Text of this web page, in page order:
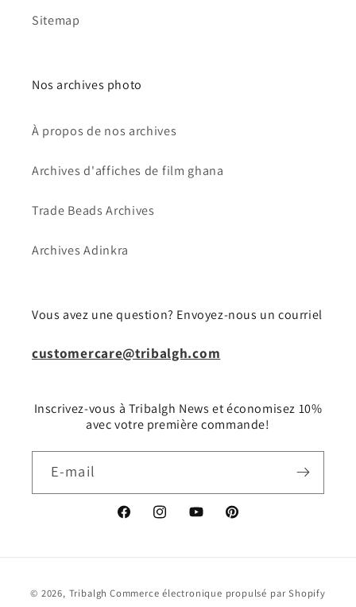
Sitemap
Nos archives photo
À propos de nos archives
Archives d'affiches de film ghana
Trade Beads Archives
Archives Adinkra
Vous avez une question? Envoyez-nous un courriel
customercare@tribalgh.com
Inscrivez-vous à Tribalgh News et économisez 10%
avec votre première commande!
E-mail
FacebookInstagramYouTubePinterest
© 2026, Tribalgh Commerce électronique propulsé par Shopify